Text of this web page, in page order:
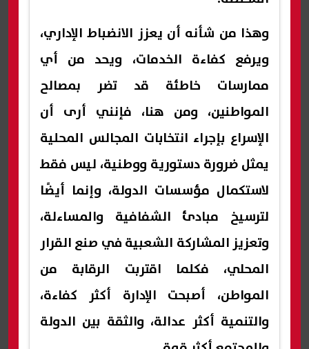
وهذا من شأنه أن يعزز الانضباط الإداري،
ويرفع كفاءة الخدمات، ويحد من أي
ممارسات خاطئة قد تضر بمصالح
المواطنين، ومن هنا، فإنني أرى أن
الإسراع بإجراء انتخابات المجالس المحلية
يمثل ضرورة دستورية ووطنية، ليس فقط
لاستكمال مؤسسات الدولة، وإنما أيضًا
لترسيخ مبادئ الشفافية والمساءلة،
وتعزيز المشاركة الشعبية في صنع القرار
المحلي، فكلما اقتربت الرقابة من
المواطن، أصبحت الإدارة أكثر كفاءة،
والتنمية أكثر عدالة، والثقة بين الدولة